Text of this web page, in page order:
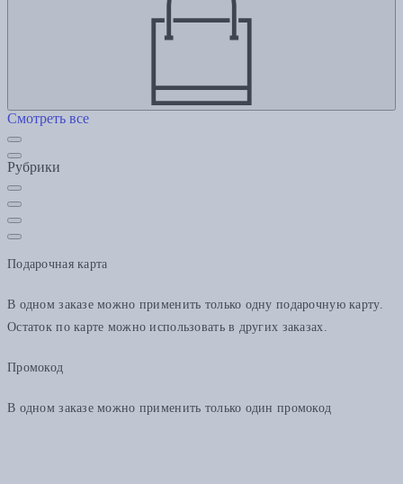
Смотреть все
Рубрики
Подарочная карта
В одном заказе можно применить только одну подарочную карту.
Остаток по карте можно использовать в других заказах.
Промокод
В одном заказе можно применить только один промокод